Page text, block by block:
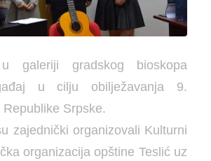
galeriji gradskog bioskopa
u cilju obilježavanja 9.
Srpske.
zajednički organizovali Kulturni
organizacija opštine Teslić uz